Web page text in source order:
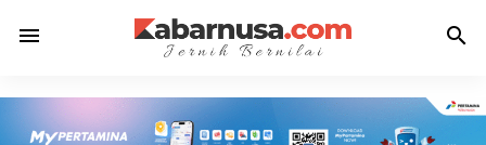
menu search